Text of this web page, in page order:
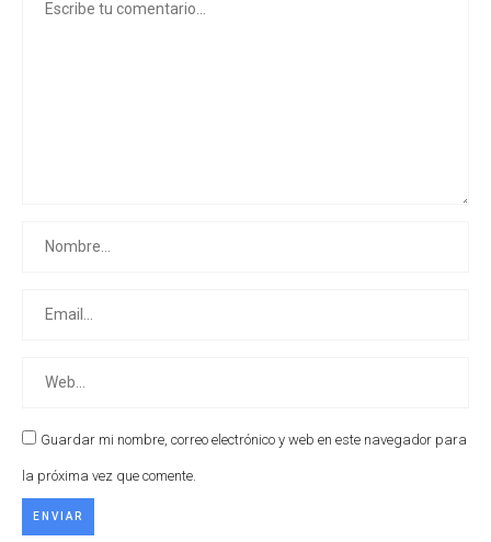
Guardar mi nombre, correo electrónico y web en este navegador para
la próxima vez que comente.